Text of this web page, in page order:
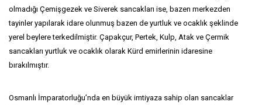
olmadığı Çemişgezek ve Siverek sancakları ise, bazen merkezden
tayinler yapılarak idare olunmuş bazen de yurtluk ve ocaklık şeklinde
yerel beylere terkedilmiştir. Çapakçur, Pertek, Kulp, Atak ve Çermik
sancakları yurtluk ve ocaklık olarak Kürd emirlerinin idaresine
bırakılmıştır.
Osmanlı İmparatorluğu’nda en büyük imtiyaza sahip olan sancaklar